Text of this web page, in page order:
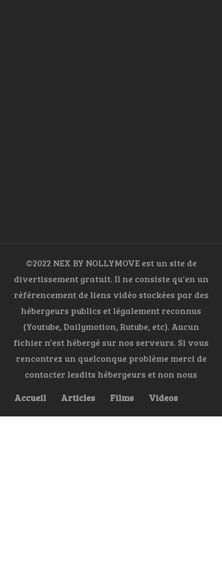
©2022 NEX BY NOLLYMOVE est un site de
divertissement gratuit. Il ne consiste qu'en un
référencement de liens vidéo stockées par des
hébergeurs publics et légalement reconnus
(Youtube, Dailymotion, Rutube, etc). Aucun
fichier n'est hébergé sur nos serveurs. Si vous
rencontrez un quelconque problème merci de
contacter lesdits hébergeurs et non nous
Accueil
Articles Films Videos